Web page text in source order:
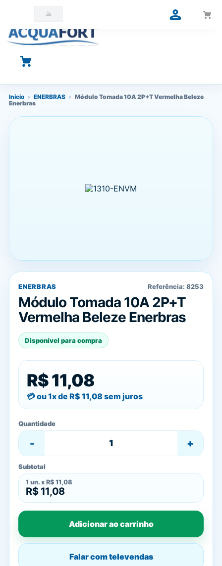
O que você está procurando?
Início › ENERBRAS › Módulo Tomada 10A 2P+T Vermelha Beleze
Enerbras
ENERBRAS Referência: 8253
Módulo Tomada 10A 2P+T
Vermelha Beleze Enerbras
Disponível para compra
R$ 11,08
ou 1x de R$ 11,08 sem juros
Quantidade
- +
Subtotal
1 un. x R$ 11,08
R$ 11,08
Adicionar ao carrinho
Falar com televendas